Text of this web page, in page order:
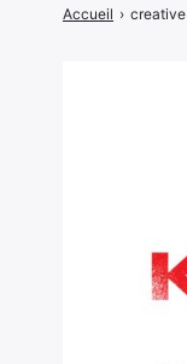
Accueil › creative